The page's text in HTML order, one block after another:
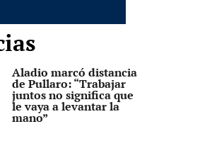
Aladio marcó distancia
de Pullaro: “Trabajar
juntos no significa que
le vaya a levantar la
mano”